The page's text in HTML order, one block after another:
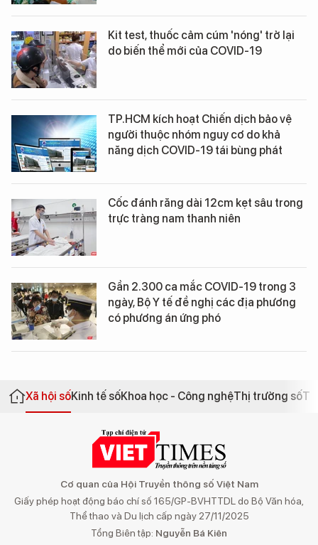
Kit test, thuốc cảm cúm 'nóng' trở lại
do biến thể mới của COVID-19
TP.HCM kích hoạt Chiến dịch bảo vệ
người thuộc nhóm nguy cơ do khả
năng dịch COVID-19 tái bùng phát
Cốc đánh răng dài 12cm kẹt sâu trong
trực tràng nam thanh niên
Gần 2.300 ca mắc COVID-19 trong 3
ngày, Bộ Y tế đề nghị các địa phương
có phương án ứng phó
Xã hội sốKinh tế sốKhoa học - Công nghệThị trường số
Cơ quan của Hội Truyền thông số Việt Nam
Giấy phép hoạt động báo chí số 165/GP-BVHTTDL do Bộ Văn hóa,
Thể thao và Du lịch cấp ngày 27/11/2025
Tổng Biên tập: Nguyễn Bá Kiên